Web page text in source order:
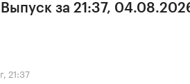
за 21:37,
21:37